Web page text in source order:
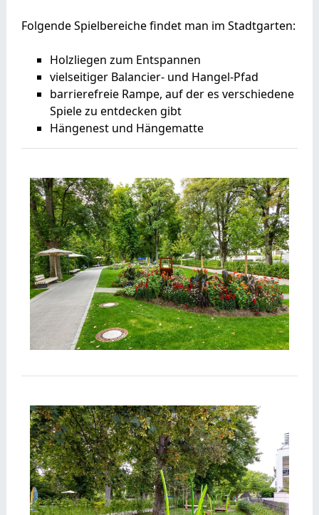
Folgende Spielbereiche findet man im Stadtgarten:
Holzliegen zum Entspannen
vielseitiger Balancier- und Hangel-Pfad
barrierefreie Rampe, auf der es verschiedene
Spiele zu entdecken gibt
Hängenest und Hängematte